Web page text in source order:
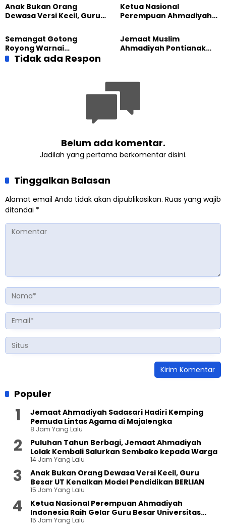
Anak Bukan Orang
Dewasa Versi Kecil, Guru
Pendidikan BERLIAN
Ketua Nasional
Perempuan Ahmadiyah
Besar Universitas
Terbuka
Semangat Gotong
Royong Warnai
Pembangunan Kembali
Jemaat Muslim
Ahmadiyah Pontianak
Tidak ada Respon
Belum ada komentar.
Jadilah yang pertama berkomentar disini.
Tinggalkan Balasan
Alamat email Anda tidak akan dipublikasikan. Ruas yang wajib
ditandai *
Populer
Jemaat Ahmadiyah Sadasari Hadiri Kemping
Pemuda Lintas Agama di Majalengka
8 Jam Yang Lalu
Puluhan Tahun Berbagi, Jemaat Ahmadiyah
Lolak Kembali Salurkan Sembako kepada Warga
14 Jam Yang Lalu
Anak Bukan Orang Dewasa Versi Kecil, Guru
Besar UT Kenalkan Model Pendidikan BERLIAN
15 Jam Yang Lalu
Ketua Nasional Perempuan Ahmadiyah
Indonesia Raih Gelar Guru Besar Universitas
Terbuka
15 Jam Yang Lalu